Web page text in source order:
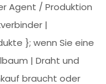
Agent / Produktion
|
}; wenn Sie eine
| Draht und
braucht oder